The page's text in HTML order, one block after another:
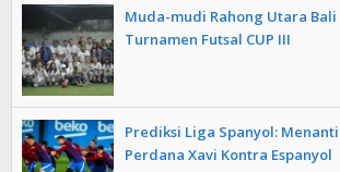
Muda-mudi Rahong Utara Bali
Turnamen Futsal CUP III
Prediksi Liga Spanyol:
Perdana Xavi Kontra Espanyol